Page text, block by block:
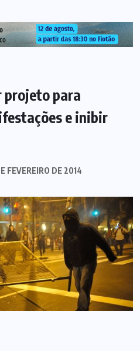
projeto para
e inibir
FEVEREIRO DE 2014